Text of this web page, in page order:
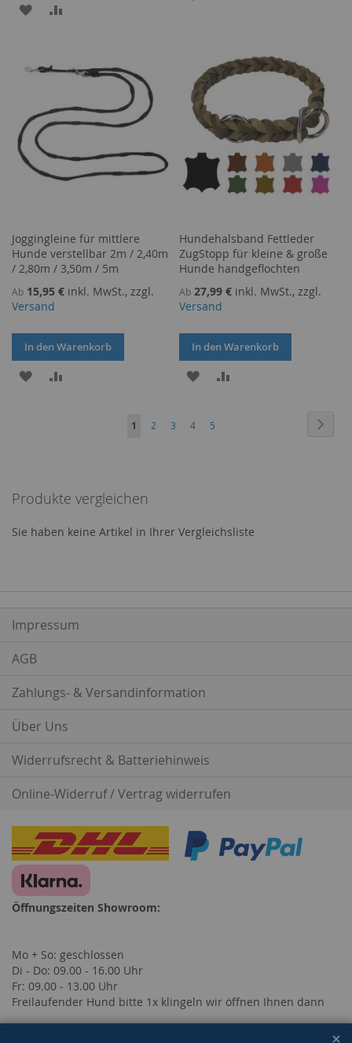
ZUR
HINZUFÜGEN
Joggingleine für mittlere
Hunde verstellbar 2m / 2,40m
/ 2,80m / 3,50m / 5m
Ab 15,95 € inkl. MwSt., zzgl.
Versand
In den Warenkorb
ZUR
HINZUFÜGEN
Hundehalsband Fettleder
ZugStopp für kleine & große
Hunde handgeflochten
Ab 27,99 € inkl. MwSt., zzgl.
Versand
In den Warenkorb
ZUR
HINZUFÜGEN
Seite
Sie
Seite
1 Seite
2 Seite
3 Seite
4 Seite
5
Produkte vergleichen
Sie haben keine Artikel in Ihrer Vergleichsliste
Impressum
AGB
Zahlungs- & Versandinformation
Über Uns
Widerrufsrecht & Batteriehinweis
Online-Widerruf / Vertrag widerrufen
Öffnungszeiten Showroom:
Mo + So: geschlossen
Di - Do: 09.00 - 16.00 Uhr
Fr: 09.00 - 13.00 Uhr
Freilaufender Hund bitte 1x klingeln wir öffnen Ihnen dann